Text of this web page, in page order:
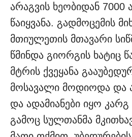
არაგვის ხეობიდან
წაიყვანა. გადმოცემის
მთიულეთის მთავარი
წმინდა გიორგის ხატიც
მტრის ქვეყანა
მოსავალი მოდიოდა და
და ადამიანები იყო
გამოც სულთანმა